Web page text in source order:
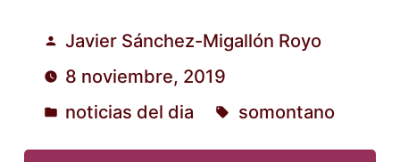
Publicado
por
Javier Sánchez-Migallón Royo
8 noviembre, 2019
Publicado
en
noticias del dia somontano